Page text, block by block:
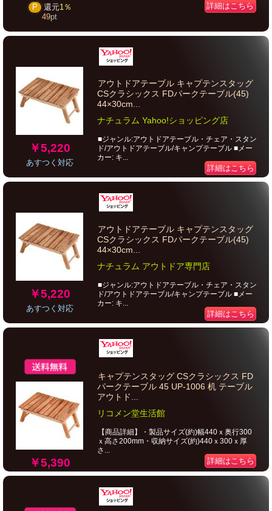
P 還元1％
49pt
詳細はこちら
￥5,220
あすつく対応
アウトドアテーブル キャプテンスタッグ
CSクラシックス FDパークテーブル(45)
44×30cm...
ナチュラム Yahoo!ショッピング店
■ジャンル:アウトドアテーブル・チェア・スタン
ド/アウトドアテーブル/キャンプテーブル ■メー
カー: キ...
詳細はこちら
￥5,220
あすつく対応
アウトドアテーブル キャプテンスタッグ
CSクラシックス FDパークテーブル(45)
44×30cm...
ナチュラム アウトドア専門店
■ジャンル:アウトドアテーブル・チェア・スタン
ド/アウトドアテーブル/キャンプテーブル ■メー
カー: キ...
詳細はこちら
￥5,390
キャプテンスタッグ CSクラシックス FD
パークテーブル 45 UP-1006 机 テーブル
アウトド...
リコメン堂生活館
【商品詳細】・製品サイズ(約)幅440ｘ奥行300
ｘ高さ200mm・収納サイズ(約)440ｘ300ｘ厚
さ...
詳細はこちら